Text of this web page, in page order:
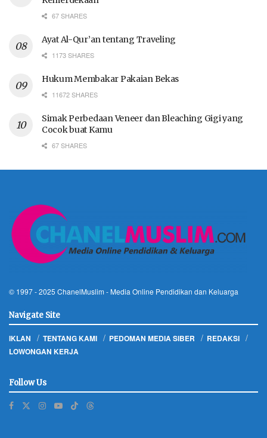
67 SHARES
Ayat Al-Qur’an tentang Traveling
1173 SHARES
Hukum Membakar Pakaian Bekas
11672 SHARES
Simak Perbedaan Veneer dan Bleaching Gigi yang
Cocok buat Kamu
67 SHARES
© 1997 - 2025 ChanelMuslim - Media Online Pendidikan dan Keluarga
Navigate Site
IKLAN TENTANG KAMI PEDOMAN MEDIA SIBER
REDAKSI
LOWONGAN KERJA
Follow Us